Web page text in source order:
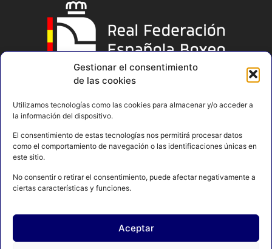
Gestionar el consentimiento
de las cookies
Utilizamos tecnologías como las cookies para almacenar y/o acceder a
la información del dispositivo.
El consentimiento de estas tecnologías nos permitirá procesar datos
como el comportamiento de navegación o las identificaciones únicas en
este sitio.
No consentir o retirar el consentimiento, puede afectar negativamente a
ciertas características y funciones.
Aceptar
AVISO LEGAL POLÍTICA DE PRIVACIDAD